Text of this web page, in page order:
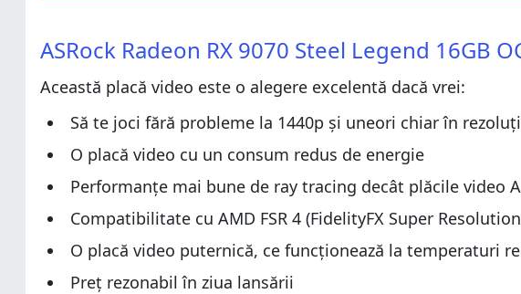
Verdict
Despachetarea plăcii video ASRock Radeon RX 9070 Steel Legend
Design și specificații hardware
Experiența de utilizare a plăcii video ASRock Radeon RX 9070 Steel
Performanța în jocuri și în benchmarkuri
Pro și contra
Verdict
Despachetarea plăcii video ASRock Radeon RX 9070 Steel Legend
Experiența de utilizare a plăcii video ASRock Radeon RX 9070 Steel
Performanța în jocuri și în benchmarkuri
Ce părere ai despre ASRock Radeon RX 9070 Steel Legend 16GB OC?
ASRock Radeon RX 9070 Steel Legend 16GB
Această placă video este o alegere excelentă dacă vrei:
Să te joci fără probleme la 1440p și uneori chiar în
O placă video cu un consum redus de energie
Performanțe mai bune de ray tracing decât plăcile video
Compatibilitate cu AMD FSR 4 (FidelityFX Super
O placă video puternică, ce funcționează la temperaturi
Preț rezonabil în ziua lansării